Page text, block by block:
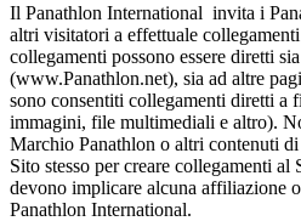
Il Panathlon International invita i
altri visitatori a effettuale
collegamenti possono essere diretti
(www.Panathlon.net), sia ad altre
sono consentiti collegamenti diretti a
immagini, file multimediali e altro).
Marchio Panathlon o altri contenuti
Sito stesso per creare collegamenti
devono implicare alcuna affiliazione
Panathlon International.